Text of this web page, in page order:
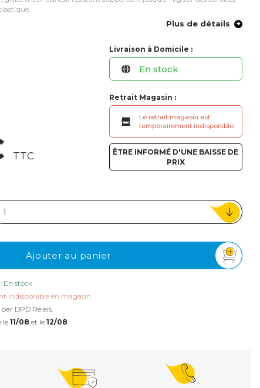
Créer un compte
ou
Suivi de commande invité
QuincailleriePlus de détails
TTC
Livraison à Domicile :
En stock
Retrait Magasin :
Le retrait magasin est
temporairement indisponible.
ÊTRE INFORMÉ D'UNE BAISSE DE
PRIX
Ajouter au panier
En stock
indisponible en magasin
par DPD Relais.
le11/08 et le12/08